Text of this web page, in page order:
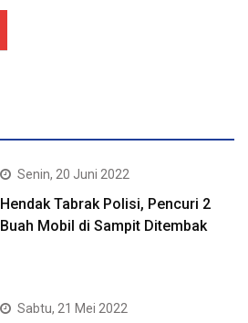
Senin, 20 Juni 2022
Hendak Tabrak Polisi, Pencuri 2
Buah Mobil di Sampit Ditembak
Sabtu, 21 Mei 2022